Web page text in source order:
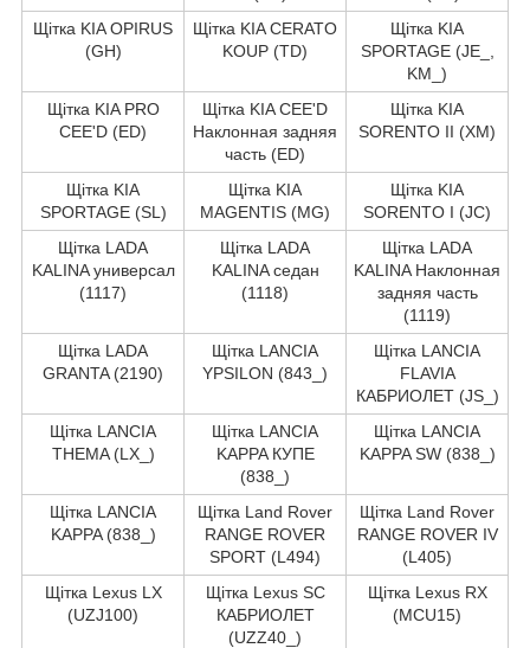
Щітка KIA OPIRUS
(GH)
Щітка KIA CERATO
KOUP (TD)
Щітка KIA
SPORTAGE (JE_,
KM_)
Щітка KIA PRO
CEE'D (ED)
Щітка KIA CEE'D
Наклонная задняя
часть (ED)
Щітка KIA
SORENTO II (XM)
Щітка KIA
SPORTAGE (SL)
Щітка KIA
MAGENTIS (MG)
Щітка KIA
SORENTO I (JC)
Щітка LADA
KALINA универсал
(1117)
Щітка LADA
KALINA седан
(1118)
Щітка LADA
KALINA Наклонная
задняя часть
(1119)
Щітка LADA
GRANTA (2190)
Щітка LANCIA
YPSILON (843_)
Щітка LANCIA
FLAVIA
КАБРИОЛЕТ (JS_)
Щітка LANCIA
THEMA (LX_)
Щітка LANCIA
KAPPA КУПЕ
(838_)
Щітка LANCIA
KAPPA SW (838_)
Щітка LANCIA
KAPPA (838_)
Щітка Land Rover
RANGE ROVER
SPORT (L494)
Щітка Land Rover
RANGE ROVER IV
(L405)
Щітка Lexus LX
(UZJ100)
Щітка Lexus SC
КАБРИОЛЕТ
(UZZ40_)
Щітка Lexus RX
(MCU15)